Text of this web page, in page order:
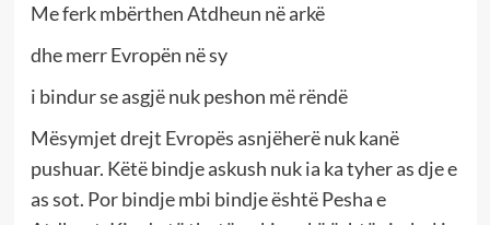
Me ferk mbërthen Atdheun në arkë
dhe merr Evropën në sy
i bindur se asgjë nuk peshon më rëndë
Mësymjet drejt Evropës asnjëherë nuk kanë
pushuar. Këtë bindje askush nuk ia ka tyher as dje e
as sot. Por bindje mbi bindje është Pesha e